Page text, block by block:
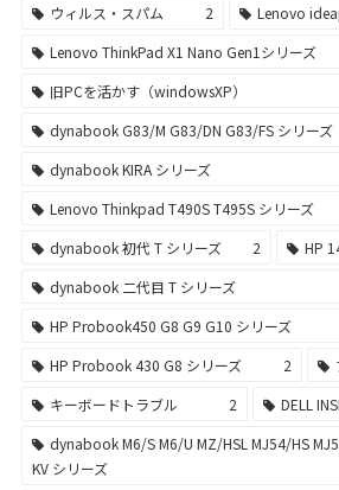
ウィルス・スパム
2 Lenovo
Lenovo ThinkPad X1 Nano Gen1シリーズ
旧PCを活かす（windowsXP）
dynabook G83/M G83/DN G83/FS シリーズ
dynabook KIRA シリーズ
Lenovo Thinkpad T490S T495S シリーズ
dynabook 初代 T シリーズ
2 HP
dynabook 二代目 T シリーズ
HP Probook450 G8 G9 G10 シリーズ
HP Probook 430 G8 シリーズ
2
キーボードトラブル
2 DELL
dynabook M6/S M6/U MZ/HSL MJ54/HS
KV シリーズ